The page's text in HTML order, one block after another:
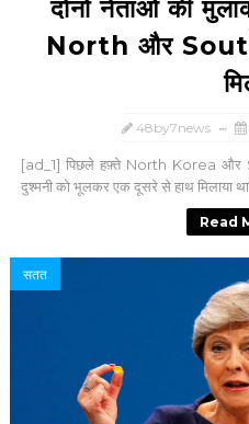
दोनों नेताओं की
North और
48by7news
[ad_1] पिछले हफ़्ते North Korea और
दुश्मनी को भूलकर एक दूसरे से हाथ मिलाया
Read
सतत